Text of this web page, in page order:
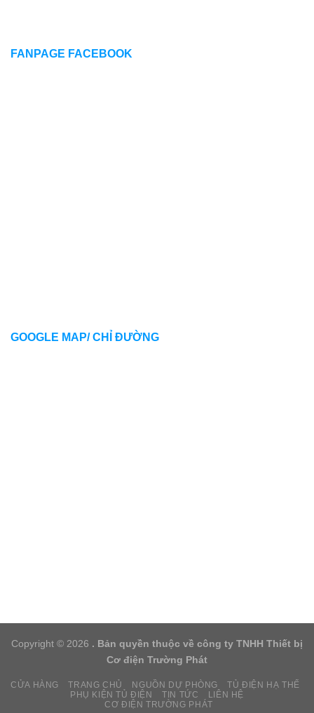
FANPAGE FACEBOOK
GOOGLE MAP/ CHỈ ĐƯỜNG
Copyright © 2026 . Bản quyền thuộc về công ty TNHH Thiết bị
Cơ điện Trường Phát
CỬA HÀNG TRANG CHỦ NGUỒN DỰ PHÒNG
TỦ ĐIỆN HẠ THẾ
PHỤ KIỆN TỦ ĐIỆN
TIN TỨC
LIÊN HỆ
CƠ ĐIỆN TRƯỜNG PHÁT